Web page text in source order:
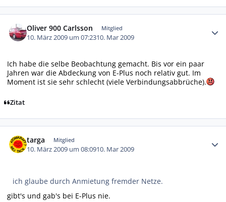
Oliver 900 Carlsson Mitglied
10. März 2009 um 07:2310. Mar 2009
Ich habe die selbe Beobachtung gemacht. Bis vor ein paar
Jahren war die Abdeckung von E-Plus noch relativ gut. Im
Moment ist sie sehr schlecht (viele Verbindungsabbrüche).
Zitat
targa Mitglied
10. März 2009 um 08:0910. Mar 2009
ich glaube durch Anmietung fremder Netze.
gibt's und gab's bei E-Plus nie.